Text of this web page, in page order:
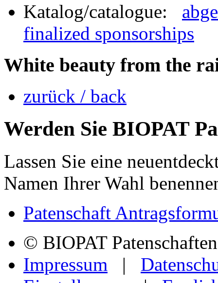
Katalog/catalogue:
finalized sponsorships
White beauty from the
zurück / back
Werden Sie BIOPAT
Lassen Sie eine
Namen Ihrer Wahl
Patenschaft
© BIOPAT
Impressum |